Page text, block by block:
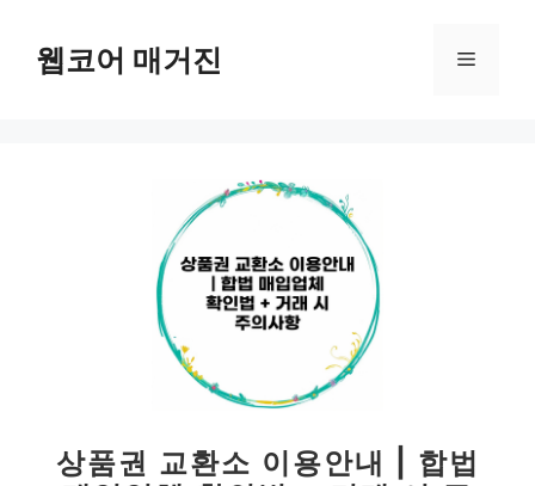
웹코어 매거진 메
상품권 교환소 이용안내 | 합법